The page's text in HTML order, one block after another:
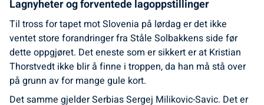
Lagnyheter og forventede lagoppstillinger
Til tross for tapet mot Slovenia på lørdag er det ikke
ventet store forandringer fra Ståle Solbakkens side før
dette oppgjøret. Det eneste som er sikkert er at Kristian
Thorstvedt ikke blir å finne i troppen, da han må stå over
på grunn av for mange gule kort.
Det samme gjelder Serbias Sergej Milikovic-Savic. Det er